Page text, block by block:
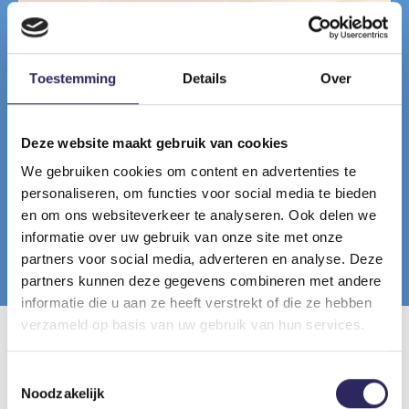
Toestemming Details Over
Deze website maakt gebruik van cookies
We gebruiken cookies om content en advertenties te
personaliseren, om functies voor social media te bieden
en om ons websiteverkeer te analyseren. Ook delen we
informatie over uw gebruik van onze site met onze
partners voor social media, adverteren en analyse. Deze
partners kunnen deze gegevens combineren met andere
informatie die u aan ze heeft verstrekt of die ze hebben
verzameld op basis van uw gebruik van hun services.
Noodzakelijk
© OMGEVING - Toekomstbeeld van het bufferlandschap
met de Engelsesteenweg, links in beeld.